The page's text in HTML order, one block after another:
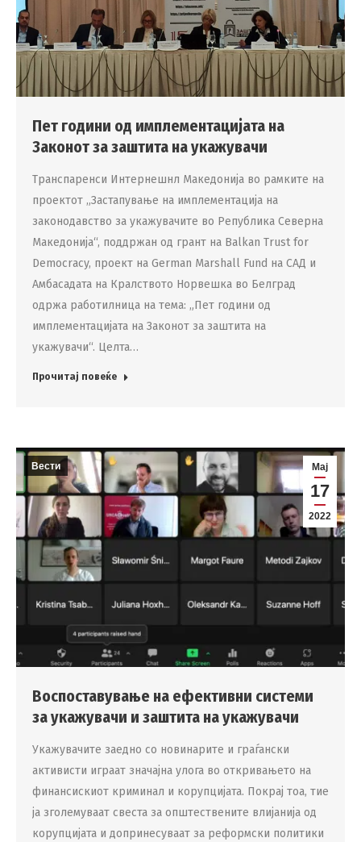
Пет години од имплементацијата на
Законот за заштита на укажувачи
Транспаренси Интернешнл Македонија во рамките на
проектот „Застапување на имплементација на
законодавство за укажувачите во Република Северна
Македонија“, поддржан од грант на Balkan Trust for
Democracy, проект на German Marshall Fund на САД и
Амбасадата на Кралството Норвешка во Белград
одржа работилница на тема: „Пет години од
имплементацијата на Законот за заштита на
укажувачи“. Целта…
Прочитај повеќе
Мај
17
2022
Вести
Воспоставување на ефективни системи
за укажувачи и заштита на укажувачи
Укажувачите заедно со новинарите и граѓански
активисти играат значајна улога во откривањето на
финансискиот криминал и корупцијата. Покрај тоа, тие
ја зголемуваат свеста за општествените влијанија од
корупцијата и допринесуваат за реформски политики